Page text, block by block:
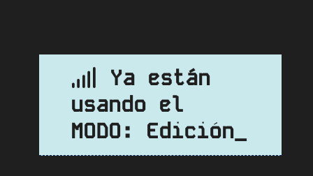
Ya están
usando el
MODO: Edición_